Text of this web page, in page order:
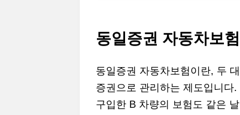
동일증권 자동차보
동일증권 자동차보험이란, 두
증권으로 관리하는 제도입니다
구입한 B 차량의 보험도 같은